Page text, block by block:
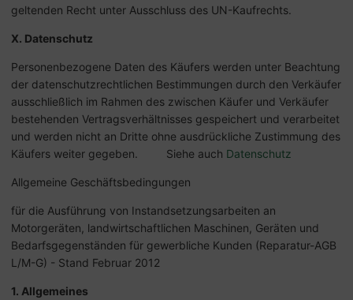
geltenden Recht unter Ausschluss des UN-Kaufrechts.
X. Datenschutz
Personenbezogene Daten des Käufers werden unter Beachtung
der datenschutzrechtlichen Bestimmungen durch den Verkäufer
ausschließlich im Rahmen des zwischen Käufer und Verkäufer
bestehenden Vertragsverhältnisses gespeichert und verarbeitet
und werden nicht an Dritte ohne ausdrückliche Zustimmung des
Käufers weiter gegeben. Siehe auch Datenschutz
Allgemeine Geschäftsbedingungen
für die Ausführung von Instandsetzungsarbeiten an
Motorgeräten, landwirtschaftlichen Maschinen, Geräten und
Bedarfsgegenständen für gewerbliche Kunden (Reparatur-AGB
L/M-G) - Stand Februar 2012
1. Allgemeines